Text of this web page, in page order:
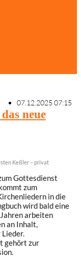
07.12.2025 07:15
neue
Keßler – privat
Gottesdienst
zum
in die
wird bald eine
arbeiten
an Inhalt,
gehört zur